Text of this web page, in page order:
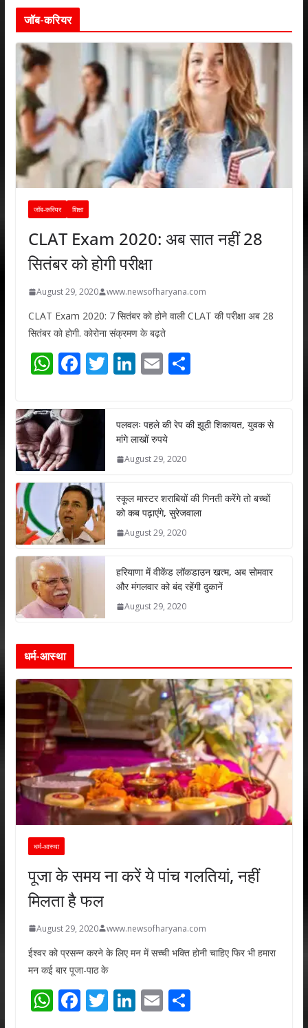
जॉब-करियर
जॉब-करियर शिक्षा
CLAT Exam 2020: अब सात नहीं 28
सितंबर को होगी परीक्षा
August 29, 2020 www.newsofharyana.com
CLAT Exam 2020: 7 सितंबर को होने वाली CLAT की परीक्षा अब 28
सितंबर को होगी. कोरोना संक्रमण के बढ़ते
W
at
s
A
p
p
F
e
b
o
k
T
er
Li
e
dI
n
E
l
S
e
पलवलः पहले की रेप की झूठी शिकायत, युवक से
मांगे लाखों रुपये
August 29, 2020
स्कूल मास्टर शराबियों की गिनती करेंगे तो बच्चों
को कब पढ़ाएंगे, सुरेजवाला
August 29, 2020
हरियाणा में वीकेंड लॉकडाउन खत्म, अब सोमवार
और मंगलवार को बंद रहेंगी दुकानें
August 29, 2020
धर्म-आस्था
धर्म-आस्था
पूजा के समय ना करें ये पांच गलतियां, नहीं
मिलता है फल
August 29, 2020 www.newsofharyana.com
ईश्वर को प्रसन्न करने के लिए मन में सच्ची भक्ति होनी चाहिए फिर भी हमारा
मन कई बार पूजा-पाठ के
W F T Li E S